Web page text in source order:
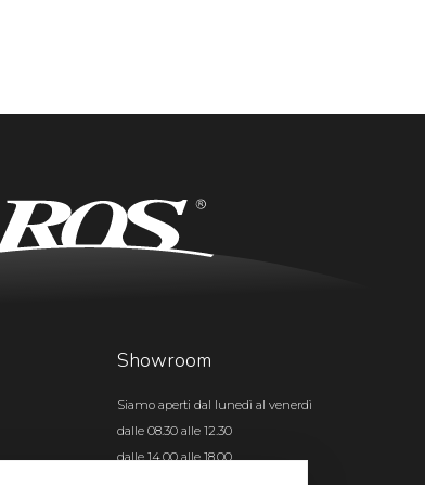
Showroom
Siamo aperti dal lunedì al venerdì
dalle 08.30 alle 12.30
dalle 14.00 alle 18.00